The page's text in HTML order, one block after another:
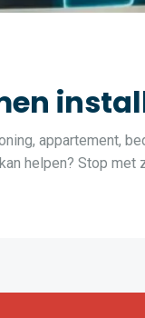
appartement,
helpen? Stop